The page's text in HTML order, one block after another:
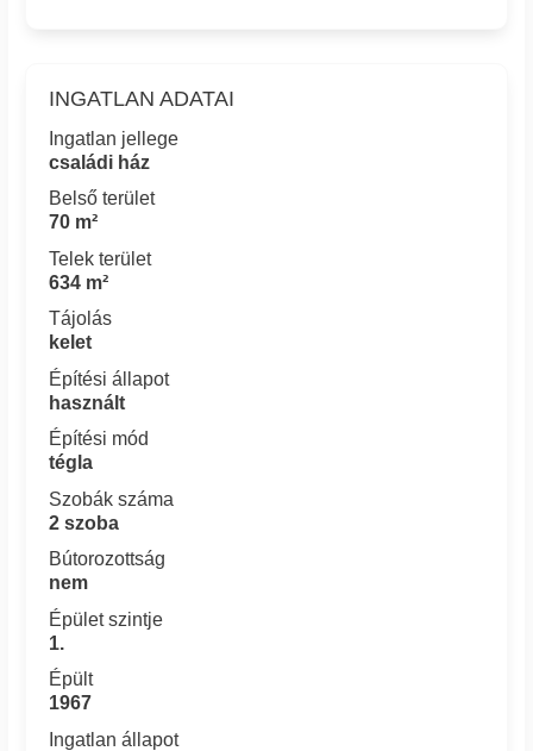
INGATLAN ADATAI
Ingatlan jellege
családi ház
Belső terület
70 m²
Telek terület
634 m²
Tájolás
kelet
Építési állapot
használt
Építési mód
tégla
Szobák száma
2 szoba
Bútorozottság
nem
Épület szintje
1.
Épült
1967
Ingatlan állapot